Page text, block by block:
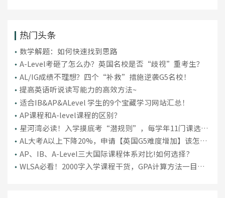
热门头条
数学解题：如何快速找到思路
A-Level考砸了怎么办？英国名校是否“歧视”重考生？
AL/IG成绩不理想？四个“补救”措施逆袭G5名校！
提高英语听说读写能力的高效方法~
适合IB&AP&ALevel 学生的9个宝藏学习网站汇总！
AP课程和A-level课程的区别？
星河湾必读！入学摸底考“潜规则”，每学年11门课选课
技巧
AL大考A以上下降20%，申请【英国G5难度增加】该怎么
补救？
AP、IB、A-Level三大国际课程体系对比!如何选择?
WLSA必看！2000字入学课程干货，GPA计算方法一目了